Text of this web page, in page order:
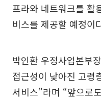
프라와 네트워크를 활
비스를 제공할 예정이
박인환 우정사업본부
접근성이 낮아진 고령
서비스”라며 “앞으로